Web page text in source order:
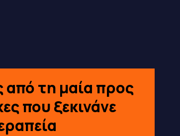
από τη μαία προς
που ξεκινάνε